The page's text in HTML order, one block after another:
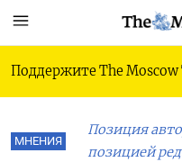
Поддержите The Moscow
МНЕНИЯ
Позиция
позицией